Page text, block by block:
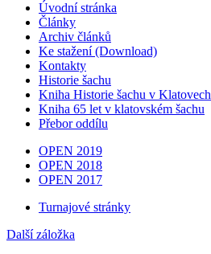
Úvodní stránka
Články
Archiv článků
Ke stažení (Download)
Kontakty
Historie šachu
Kniha Historie šachu v Klatovech
Kniha 65 let v klatovském šachu
Přebor oddílu
OPEN 2019
OPEN 2018
OPEN 2017
Turnajové stránky
Další záložka